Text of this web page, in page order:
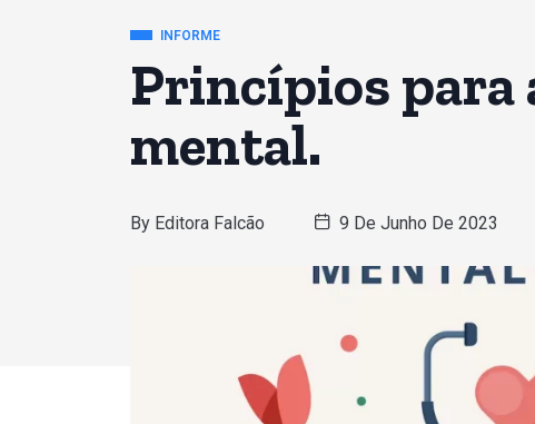
INFORME
Princípios para
mental.
By Editora Falcão 9 De Junho De 2023